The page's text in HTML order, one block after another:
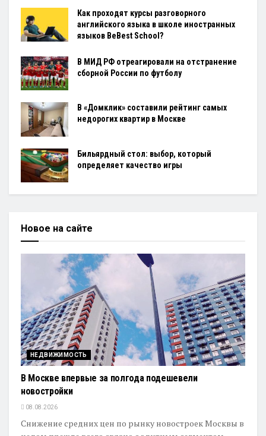
Как проходят курсы разговорного
английского языка в школе иностранных
языков BeBest School?
В МИД РФ отреагировали на отстранение
сборной России по футболу
В «Домклик» составили рейтинг самых
недорогих квартир в Москве
Бильярдный стол: выбор, который
определяет качество игры
Новое на сайте
НЕДВИЖИМОСТЬ
В Москве впервые за полгода подешевели
новостройки
08.08.2026
Снижение средних цен по рынку новостроек Москвы в